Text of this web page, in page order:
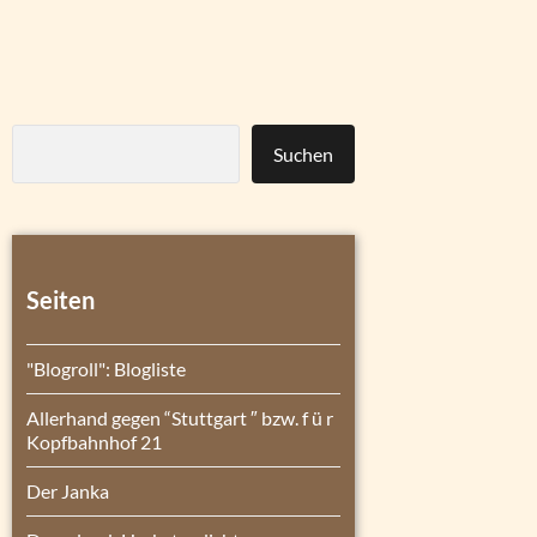
Suchen
Seiten
"Blogroll": Blogliste
Allerhand gegen “Stuttgart ″ bzw. f ü r
Kopfbahnhof 21
Der Janka